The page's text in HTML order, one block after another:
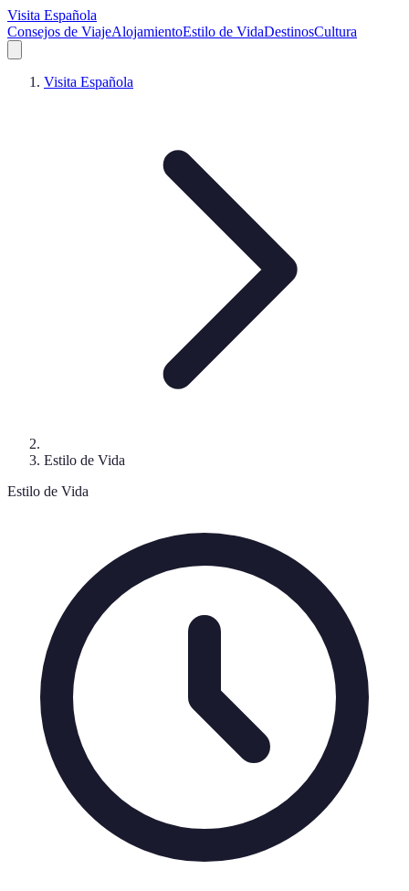
Visita Española
Consejos de ViajeAlojamientoEstilo de VidaDestinosCultura
Visita Española
Estilo de Vida
Estilo de Vida